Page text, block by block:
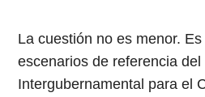
La cuestión no es menor.
escenarios de referencia del
Intergubernamental para el